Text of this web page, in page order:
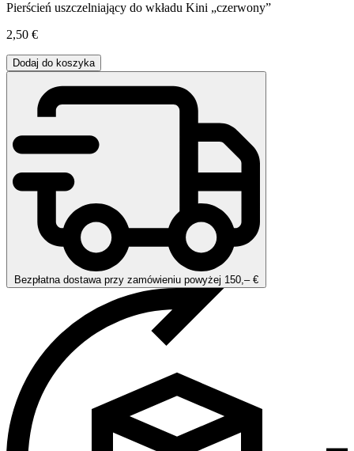
Pierścień uszczelniający do wkładu Kini „czerwony”
2,50 €
Dodaj do koszyka
Bezpłatna dostawa przy zamówieniu powyżej 150,– €